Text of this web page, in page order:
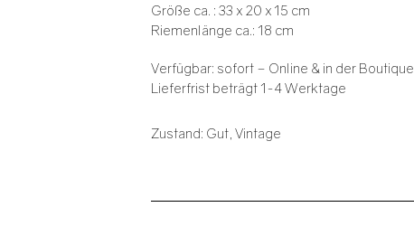
Größe ca. : 33 x 20 x 15 cm
Riemenlänge ca.: 18 cm
Verfügbar: sofort – Online & in der Boutique
Lieferfrist beträgt 1-4 Werktage
Zustand: Gut, Vintage